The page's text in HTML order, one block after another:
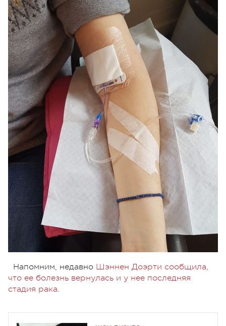
Напомним, недавно Шэннен Доэрти сообщила,
что ее болезнь вернулась и у нее последняя
стадия рака.